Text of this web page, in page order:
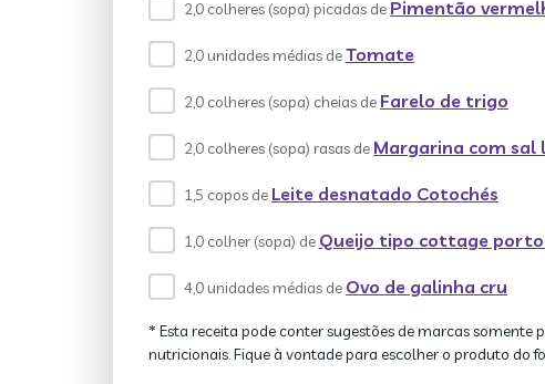
2,0 colheres (sopa) picadas de Pimentão
2,0 unidades médias deTomate
2,0 colheres (sopa) cheias de Farelo de trigo
2,0 colheres (sopa) rasas de Margarina com sal
1,5 copos de Leite desnatado Cotochés
1,0 colher (sopa) de Queijo tipo cottage porto
4,0 unidades médias de Ovo de galinha cru
* Esta receita pode conter sugestões de marcas
nutricionais. Fique à vontade para escolher o produto do